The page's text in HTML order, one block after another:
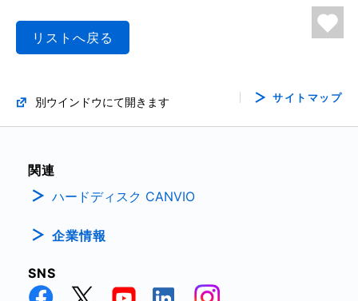
リストへ戻る
別ウインドウにて開きます サイトマップ
関連
ハードディスク CANVIO
企業情報
SNS